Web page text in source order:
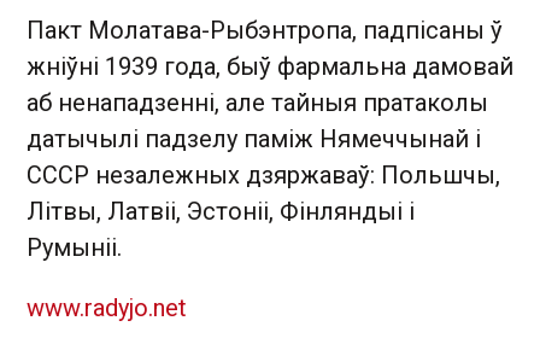
Пакт Молатава-Рыбэнтропа, падпісаны ў
жніўні 1939 года, быў фармальна дамовай
аб ненападзенні, але тайныя пратаколы
датычылі падзелу паміж Нямеччынай і
СССР незалежных дзяржаваў: Польшчы,
Літвы, Латвіі, Эстоніі, Фінляндыі і
Румыніі.
www.radyjo.net